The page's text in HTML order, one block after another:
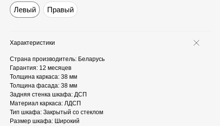
Левый
Правый
Характеристики
Страна производитель: Беларусь
Гарантия: 12 месяцев
Толщина каркаса: 38 мм
Толщина фасада: 38 мм
Задняя стенка шкафа: ДСП
Материал каркаса: ЛДСП
Тип шкафа: Закрытый со стеклом
Размер шкафа: Широкий